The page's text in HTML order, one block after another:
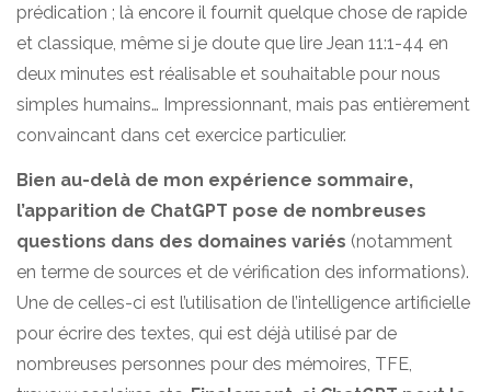
prédication ; là encore il fournit quelque chose de rapide
et classique, même si je doute que lire Jean 11:1-44 en
deux minutes est réalisable et souhaitable pour nous
simples humains… Impressionnant, mais pas entièrement
convaincant dans cet exercice particulier.
Bien au-delà de mon expérience sommaire,
l’apparition de ChatGPT pose de nombreuses
questions dans des domaines variés (notamment
en terme de sources et de vérification des informations).
Une de celles-ci est l’utilisation de l’intelligence artificielle
pour écrire des textes, qui est déjà utilisé par de
nombreuses personnes pour des mémoires, TFE,